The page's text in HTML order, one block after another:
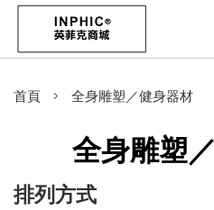
首頁 › 全身雕塑／健身器材
全身雕塑
排列方式